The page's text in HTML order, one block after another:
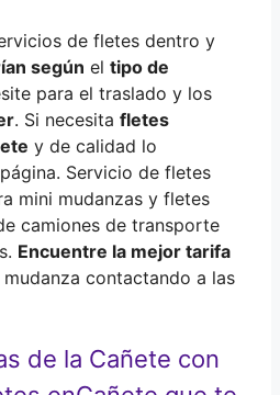
de fletes dentro y
según el tipo de
para el traslado y los
. Si necesita fletes
y de calidad lo
Servicio de fletes
mini mudanzas y fletes
camiones de transporte
Encuentre la mejor tarifa
contactando a las
de la Cañete con